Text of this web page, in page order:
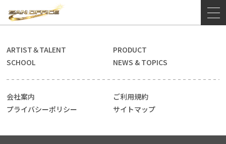
ARTIST＆TALENT
PRODUCT
SCHOOL
NEWS & TOPICS
会社案内
ご利用規約
プライバシーポリシー
サイトマップ